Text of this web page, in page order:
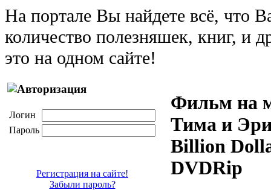
На портале Вы найдете всё, что
количество полезняшек, книг, и
это на одном сайте!
Логин
Пароль
Регистрация на сайте!
Забыли пароль?
Фильм на
Тима и
Billion
DVDRip